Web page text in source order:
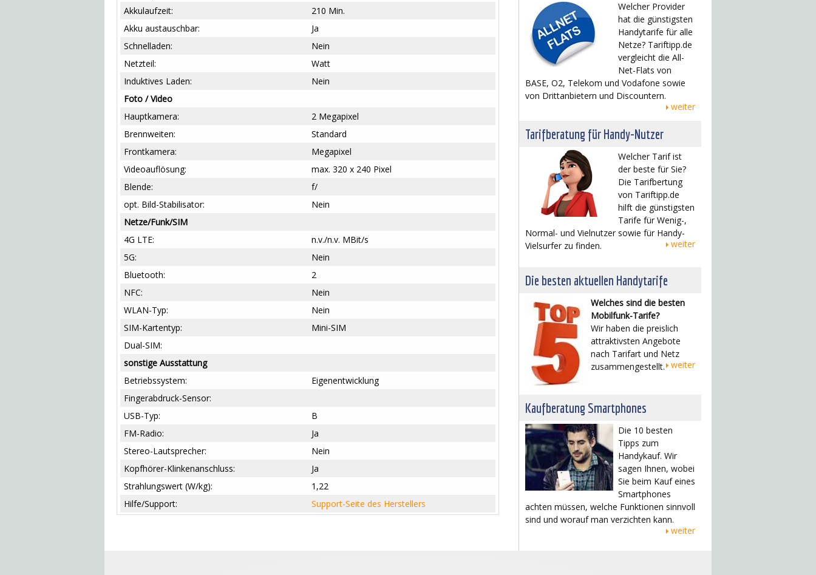
210 Min.
Akkulaufzeit:
Ja
Akku austauschbar:
Nein
Schnelladen:
Watt
Netzteil:
Nein
Induktives Laden:
Foto / Video
2 Megapixel
Hauptkamera:
Standard
Brennweiten:
Megapixel
Frontkamera:
max. 320 x 240 Pixel
Videoauflösung:
f/
Blende:
Nein
opt. Bild-Stabilisator:
Netze/Funk/SIM
n.v./n.v. MBit/s
4G LTE:
Nein
5G:
2
Bluetooth:
Nein
NFC:
Nein
WLAN-Typ:
Mini-SIM
SIM-Kartentyp:
Dual-SIM:
sonstige Ausstattung
Eigenentwicklung
Betriebssystem:
Fingerabdruck-Sensor:
B
USB-Typ:
Ja
FM-Radio:
Nein
Stereo-Lautsprecher:
Ja
Kopfhörer-Klinkenanschluss:
1,22
Strahlungswert (W/kg):
Support-Seite des Herstellers
Hilfe/Support:
Welcher Provider
hat die günstigsten
Handytarife für alle
Netze? Tariftipp.de
vergleicht die All-
Net-Flats von
BASE, O2, Telekom und Vodafone sowie
von Drittanbietern und Discountern.
weiter
Tarifberatung für Handy-Nutzer
Welcher Tarif ist
der beste für Sie?
Die Tarifbertung
von Tariftipp.de
hilft die günstigsten
Tarife für Wenig-,
Normal- und Vielnutzer sowie für Handy-
Vielsurfer zu finden.
weiter
Die besten aktuellen Handytarife
Welches sind die besten
Mobilfunk-Tarife?
Wir haben die preislich
attraktivsten Angebote
nach Tarifart und Netz
zusammengestellt. weiter
Kaufberatung Smartphones
Die 10 besten
Tipps zum
Handykauf. Wir
sagen Ihnen, wobei
Sie beim Kauf eines
Smartphones
achten müssen, welche Funktionen sinnvoll
sind und worauf man verzichten kann.
weiter